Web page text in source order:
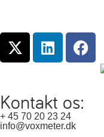
Kontakt os:
+ 45 70 20 23 24
info@voxmeter.dk